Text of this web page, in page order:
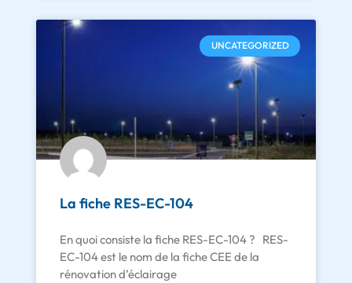
UNCATEGORIZED
La fiche RES-EC-104
En quoi consiste la fiche RES-EC-104 ? RES-
EC-104 est le nom de la fiche CEE de la
rénovation d’éclairage